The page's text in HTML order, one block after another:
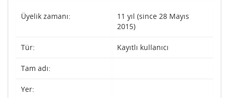
Üyelik zamanı:
11 yıl (since 28 Mayıs
2015)
Tür: Kayıtlı kullanıcı
Tam adı:
Yer: